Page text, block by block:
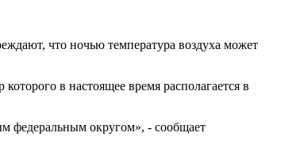
что ночью температура воздуха может
в настоящее время располагается в
федеральным округом», - сообщает